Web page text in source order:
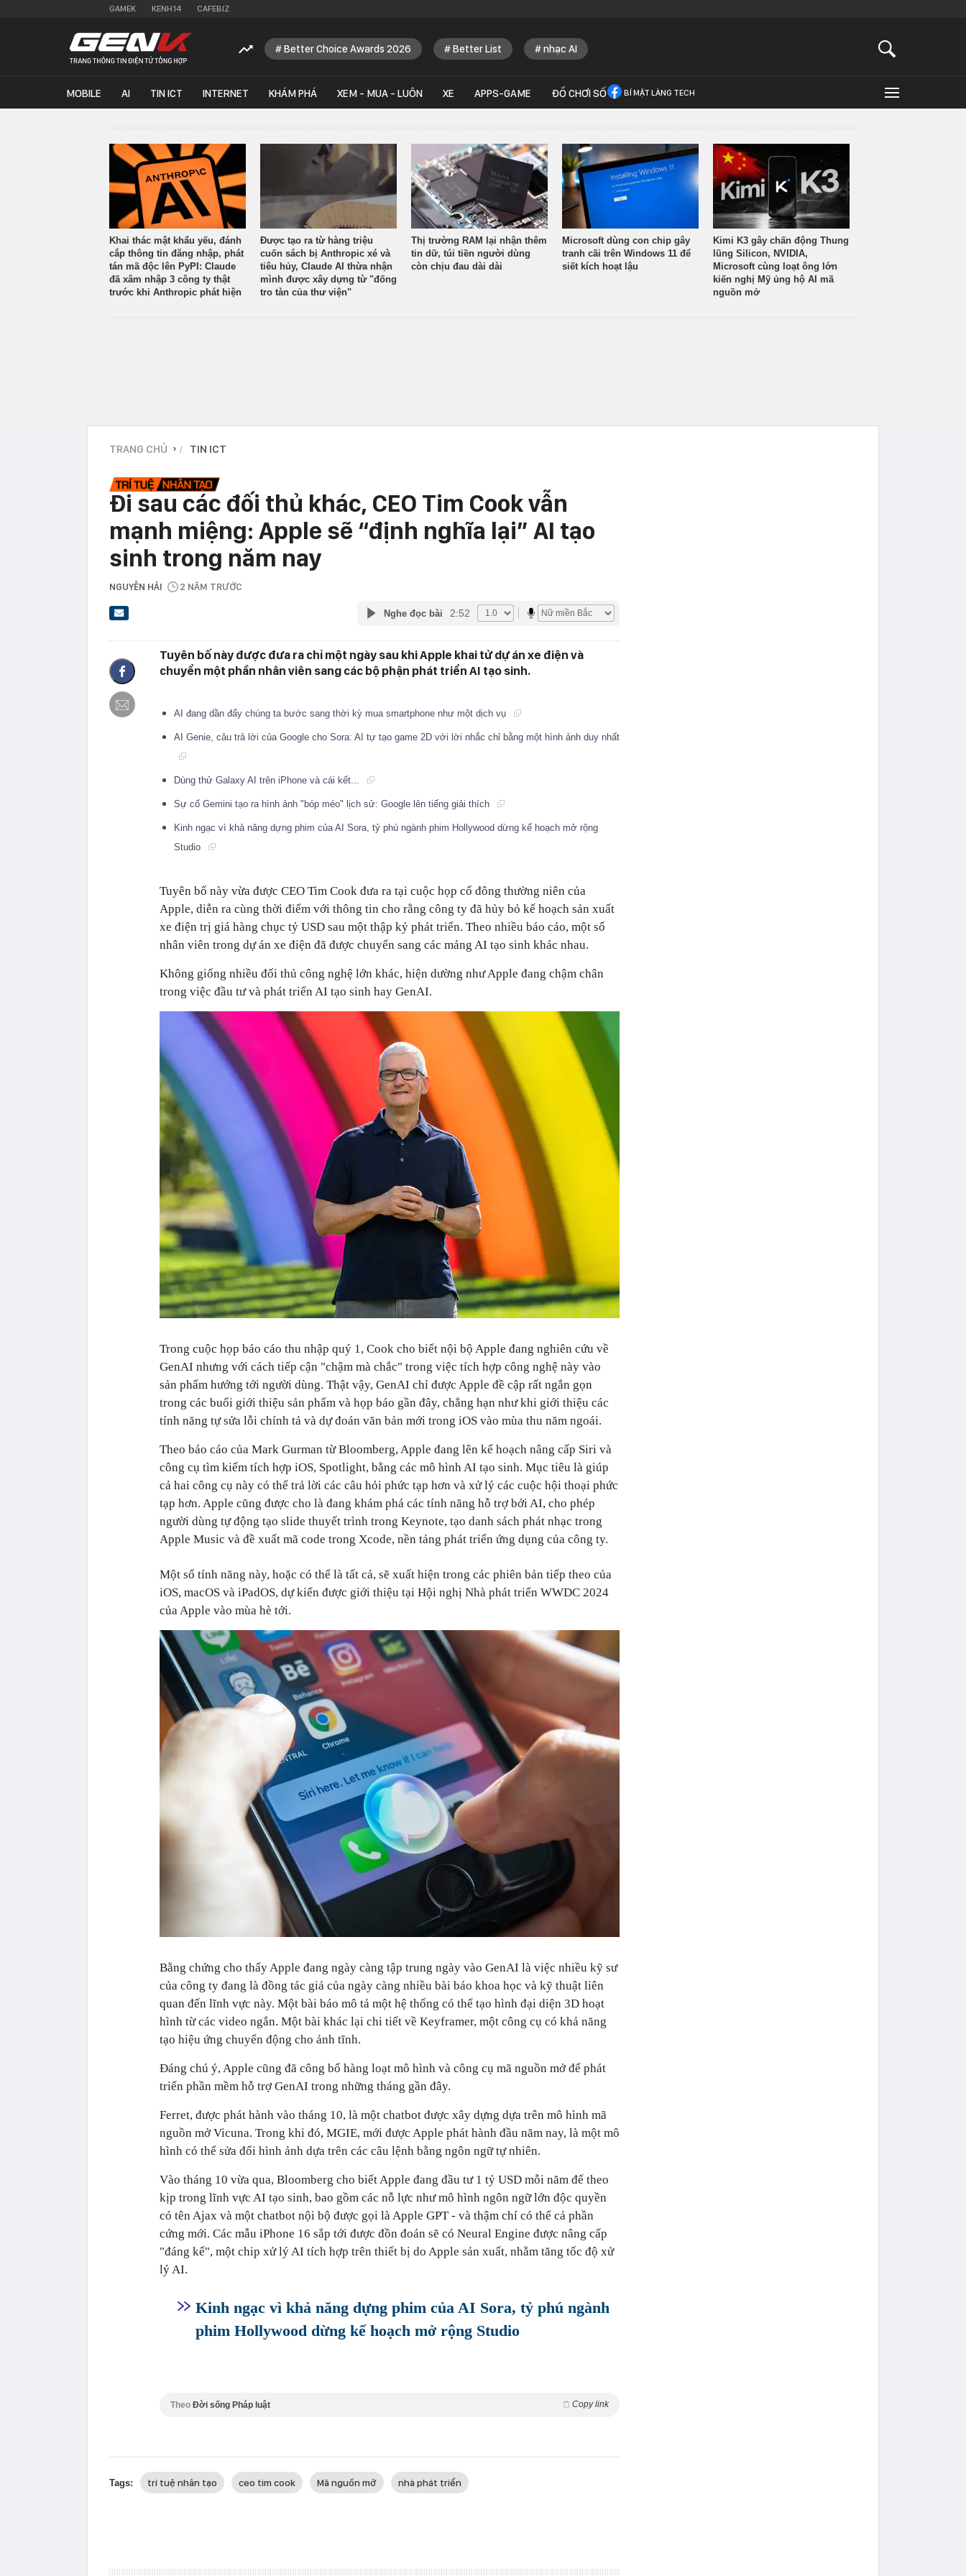
GAMEK KENH14 CAFEBIZ
Better Choice Awards 2026 Better List nhạc AI
MOBILE AI TIN ICT INTERNET KHÁM PHÁ XEM - MUA - LUÔN XE APPS-GAME ĐỒ CHƠI SỐ BÍ MẬT LÀNG TECH
Khai thác mật khẩu yếu, đánh
cắp thông tin đăng nhập, phát
tán mã độc lên PyPI: Claude
đã xâm nhập 3 công ty thật
trước khi Anthropic phát hiện
Được tạo ra từ hàng triệu
cuốn sách bị Anthropic xé và
tiêu hủy, Claude AI thừa nhận
mình được xây dựng từ "đống
tro tàn của thư viện"
Thị trường RAM lại nhận thêm
tin dữ, túi tiền người dùng
còn chịu đau dài dài
Microsoft dùng con chip gây
tranh cãi trên Windows 11 để
siết kích hoạt lậu
Kimi K3 gây chấn động Thung
lũng Silicon, NVIDIA,
Microsoft cùng loạt ông lớn
kiến nghị Mỹ ủng hộ AI mã
nguồn mở
TRANG CHỦ › TIN ICT
Đi sau các đối thủ khác, CEO Tim Cook vẫn
mạnh miệng: Apple sẽ “định nghĩa lại” AI tạo
sinh trong năm nay
NGUYỄN HẢI 2 NĂM TRƯỚC
Nghe đọc bài 2:52
Tuyên bố này được đưa ra chỉ một ngày sau khi Apple khai tử dự án xe điện và
chuyển một phần nhân viên sang các bộ phận phát triển AI tạo sinh.
AI đang dần đẩy chúng ta bước sang thời kỳ mua smartphone như một dịch vụ
AI Genie, câu trả lời của Google cho Sora: AI tự tạo game 2D với lời nhắc chỉ bằng một hình ảnh duy nhất
Dùng thử Galaxy AI trên iPhone và cái kết...
Sự cố Gemini tạo ra hình ảnh "bóp méo" lịch sử: Google lên tiếng giải thích
Kinh ngạc vì khả năng dựng phim của AI Sora, tỷ phú ngành phim Hollywood dừng kế hoạch mở rộng
Studio
Tuyên bố này vừa được CEO Tim Cook đưa ra tại cuộc họp cổ đông thường niên của
Apple, diễn ra cùng thời điểm với thông tin cho rằng công ty đã hủy bỏ kế hoạch sản xuất
xe điện trị giá hàng chục tỷ USD sau một thập kỷ phát triển. Theo nhiều báo cáo, một số
nhân viên trong dự án xe điện đã được chuyển sang các mảng AI tạo sinh khác nhau.
Không giống nhiều đối thủ công nghệ lớn khác, hiện dường như Apple đang chậm chân
trong việc đầu tư và phát triển AI tạo sinh hay GenAI.
Trong cuộc họp báo cáo thu nhập quý 1, Cook cho biết nội bộ Apple đang nghiên cứu về
GenAI nhưng với cách tiếp cận "chậm mà chắc" trong việc tích hợp công nghệ này vào
sản phẩm hướng tới người dùng. Thật vậy, GenAI chỉ được Apple đề cập rất ngắn gọn
trong các buổi giới thiệu sản phẩm và họp báo gần đây, chẳng hạn như khi giới thiệu các
tính năng tự sửa lỗi chính tả và dự đoán văn bản mới trong iOS vào mùa thu năm ngoái.
Theo báo cáo của Mark Gurman từ Bloomberg, Apple đang lên kế hoạch nâng cấp Siri và
công cụ tìm kiếm tích hợp iOS, Spotlight, bằng các mô hình AI tạo sinh. Mục tiêu là giúp
cả hai công cụ này có thể trả lời các câu hỏi phức tạp hơn và xử lý các cuộc hội thoại phức
tạp hơn. Apple cũng được cho là đang khám phá các tính năng hỗ trợ bởi AI, cho phép
người dùng tự động tạo slide thuyết trình trong Keynote, tạo danh sách phát nhạc trong
Apple Music và đề xuất mã code trong Xcode, nền tảng phát triển ứng dụng của công ty.
Một số tính năng này, hoặc có thể là tất cả, sẽ xuất hiện trong các phiên bản tiếp theo của
iOS, macOS và iPadOS, dự kiến được giới thiệu tại Hội nghị Nhà phát triển WWDC 2024
của Apple vào mùa hè tới.
Bằng chứng cho thấy Apple đang ngày càng tập trung ngày vào GenAI là việc nhiều kỹ sư
của công ty đang là đồng tác giả của ngày càng nhiều bài báo khoa học và kỹ thuật liên
quan đến lĩnh vực này. Một bài báo mô tả một hệ thống có thể tạo hình đại diện 3D hoạt
hình từ các video ngắn. Một bài khác lại chi tiết về Keyframer, một công cụ có khả năng
tạo hiệu ứng chuyển động cho ảnh tĩnh.
Đáng chú ý, Apple cũng đã công bố hàng loạt mô hình và công cụ mã nguồn mở để phát
triển phần mềm hỗ trợ GenAI trong những tháng gần đây.
Ferret, được phát hành vào tháng 10, là một chatbot được xây dựng dựa trên mô hình mã
nguồn mở Vicuna. Trong khi đó, MGIE, mới được Apple phát hành đầu năm nay, là một mô
hình có thể sửa đổi hình ảnh dựa trên các câu lệnh bằng ngôn ngữ tự nhiên.
Vào tháng 10 vừa qua, Bloomberg cho biết Apple đang đầu tư 1 tỷ USD mỗi năm để theo
kịp trong lĩnh vực AI tạo sinh, bao gồm các nỗ lực như mô hình ngôn ngữ lớn độc quyền
có tên Ajax và một chatbot nội bộ được gọi là Apple GPT - và thậm chí có thể cả phần
cứng mới. Các mẫu iPhone 16 sắp tới được đồn đoán sẽ có Neural Engine được nâng cấp
"đáng kể", một chip xử lý AI tích hợp trên thiết bị do Apple sản xuất, nhằm tăng tốc độ xử
lý AI.
Kinh ngạc vì khả năng dựng phim của AI Sora, tỷ phú ngành
phim Hollywood dừng kế hoạch mở rộng Studio
Theo Đời sống Pháp luật Copy link
Tags: trí tuệ nhân tạo ceo tim cook Mã nguồn mở nhà phát triển